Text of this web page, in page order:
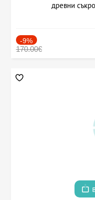
древни
-9%
170.00€